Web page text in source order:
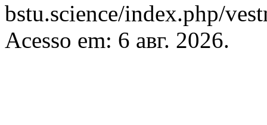
bstu.science/index.php/
Acesso em: 6 авг. 2026.